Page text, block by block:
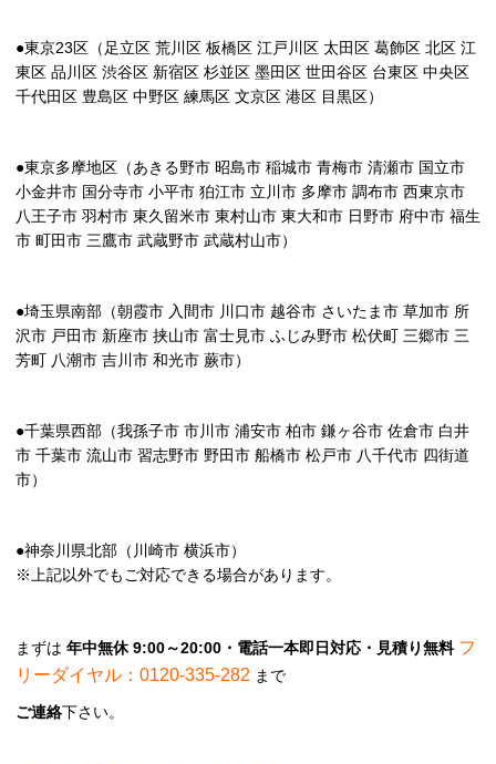
●東京23区（足立区 荒川区 板橋区 江戸川区 太田区 葛飾区 北区 江
東区 品川区 渋谷区 新宿区 杉並区 墨田区 世田谷区 台東区 中央区
千代田区 豊島区 中野区 練馬区 文京区 港区 目黒区）
●東京多摩地区（あきる野市 昭島市 稲城市 青梅市 清瀬市 国立市
小金井市 国分寺市 小平市 狛江市 立川市 多摩市 調布市 西東京市
八王子市 羽村市 東久留米市 東村山市 東大和市 日野市 府中市 福生
市 町田市 三鷹市 武蔵野市 武蔵村山市）
●埼玉県南部（朝霞市 入間市 川口市 越谷市 さいたま市 草加市 所
沢市 戸田市 新座市 挟山市 富士見市 ふじみ野市 松伏町 三郷市 三
芳町 八潮市 吉川市 和光市 蕨市）
●千葉県西部（我孫子市 市川市 浦安市 柏市 鎌ヶ谷市 佐倉市 白井
市 千葉市 流山市 習志野市 野田市 船橋市 松戸市 八千代市 四街道
市）
●神奈川県北部（川崎市 横浜市）
※上記以外でもご対応できる場合があります。
まずは 年中無休 9:00～20:00・電話一本即日対応・見積り無料 フ
リーダイヤル：0120-335-282 まで
ご連絡下さい。